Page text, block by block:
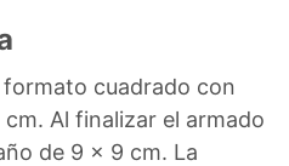
cuadrado con
Al finalizar el armado
de 9 x 9 cm. La